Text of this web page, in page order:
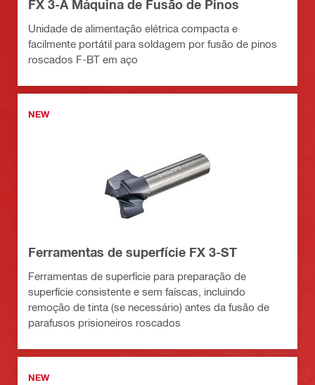
FX 3-A Máquina de Fusão de Pinos
Unidade de alimentação elétrica compacta e
facilmente portátil para soldagem por fusão de pinos
roscados F-BT em aço
NEW
Ferramentas de superfície FX 3-ST
Ferramentas de superfície para preparação de
superfície consistente e sem faíscas, incluindo
remoção de tinta (se necessário) antes da fusão de
parafusos prisioneiros roscados
NEW